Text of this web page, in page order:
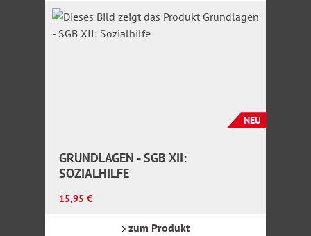
NEU
GRUNDLAGEN - SGB XII:
SOZIALHILFE
Regulärer Preis:
15,95 €
zum Produkt